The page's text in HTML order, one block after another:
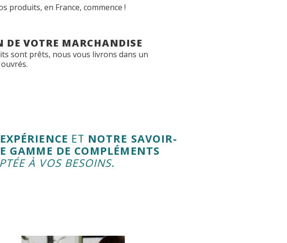
produits, en France, commence !
DE VOTRE MARCHANDISE
sont prêts, nous vous livrons dans un
ET NOTRE SAVOIR-
GAMME DE COMPLÉMENTS
À VOS BESOINS.